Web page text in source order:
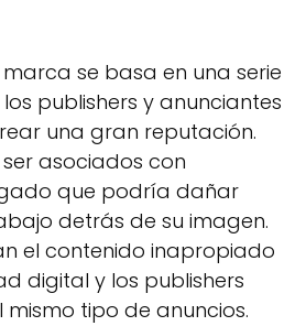
se basa en una serie
publishers y anunciantes
una gran reputación.
asociados con
que podría dañar
detrás de su imagen.
el contenido inapropiado
digital y los publishers
tipo de anuncios.